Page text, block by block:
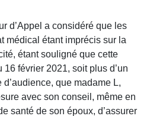
d’Appel a considéré que les
médical étant imprécis sur la
étant souligné que cette
16 février 2021, soit plus d’un
d’audience, que madame L,
avec son conseil, même en
santé de son époux, d’assurer